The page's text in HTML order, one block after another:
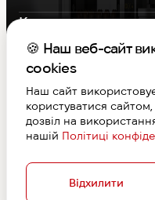
Контакти
Графік роботи
S-PROF ©
Договір
Дизайн та
🍪 Наш веб-сайт
cookies
Наш сайт
користуватися
дозвіл на
нашій Політиці
Відхилити